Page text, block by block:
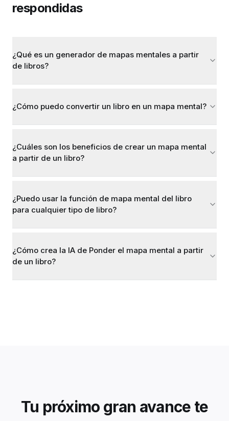
respondidas
¿Qué es un generador de mapas mentales a partir
de libros?
¿Cómo puedo convertir un libro en un mapa mental?
¿Cuáles son los beneficios de crear un mapa mental
a partir de un libro?
¿Puedo usar la función de mapa mental del libro
para cualquier tipo de libro?
¿Cómo crea la IA de Ponder el mapa mental a partir
de un libro?
Tu próximo gran avance te